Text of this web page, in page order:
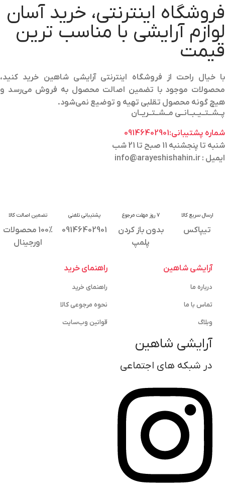
فروشگاه اینترنتی، خرید آسان
لوازم آرایشی با مناسب ترین
قیمت
با خیال راحت از فروشگاه اینترنتی آرایشی شاهین خرید کنید،
محصولات موجود با تضمین اصالت محصول به فروش می‌رسد و
هیچ گونه محصول تقلبی تهیه و توضیع نمی‌شود.
پــشــتــیــبــانــی مــشــتــریــان
شماره پشتیبانی:09146402901
شنبه تا پنجشنبه 11 صبح تا 21 شب
ایمیل : info@arayeshishahin.ir
ارسال سریع کالا
تیپاکس
7 روز مهلت مرجوع
بدون باز کردن
پلمپ
پشتیبانی تلفنی
09146402901
تضمین اصالت کالا
100% محصولات
اورجینال
آرایشی شاهین
درباره ما
تماس با ما
وبلاگ
آرایشی شاهین
در شبکه های اجتماعی
راهنمای خرید
راهنمای خرید
نحوه مرجوعی کالا
قوانین وب‌سایت